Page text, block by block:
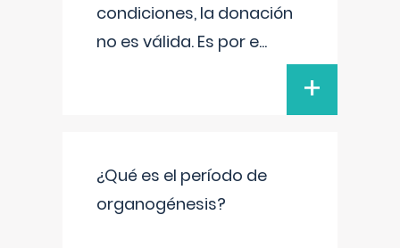
condiciones, la donación
no es válida. Es por e...
+
¿Qué es el período de
organogénesis?